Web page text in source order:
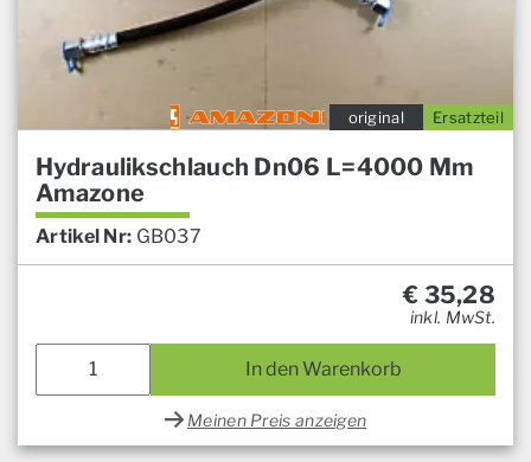
Ersatzteil
original
Hydraulikschlauch Dn06 L=4000 Mm
Amazone
Artikel Nr: GB037
€ 35,28
inkl. MwSt.
In den Warenkorb
Meinen Preis anzeigen